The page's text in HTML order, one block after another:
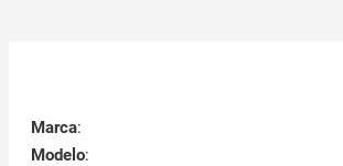
Marca:
Modelo: